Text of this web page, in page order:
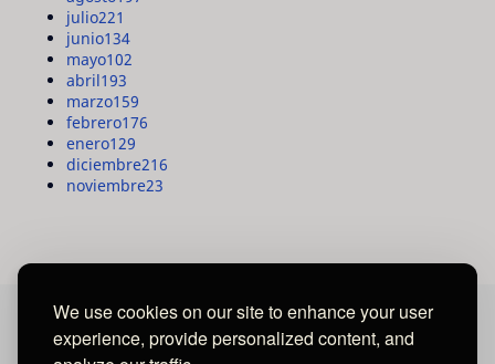
We use cookies on our site to enhance your user
experience, provide personalized content, and
julio221
junio134
mayo102
abril193
marzo159
febrero176
enero129
diciembre216
noviembre23